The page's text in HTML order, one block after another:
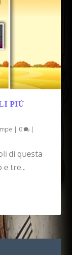
PIÙ
| 0 |
di questa
tre...